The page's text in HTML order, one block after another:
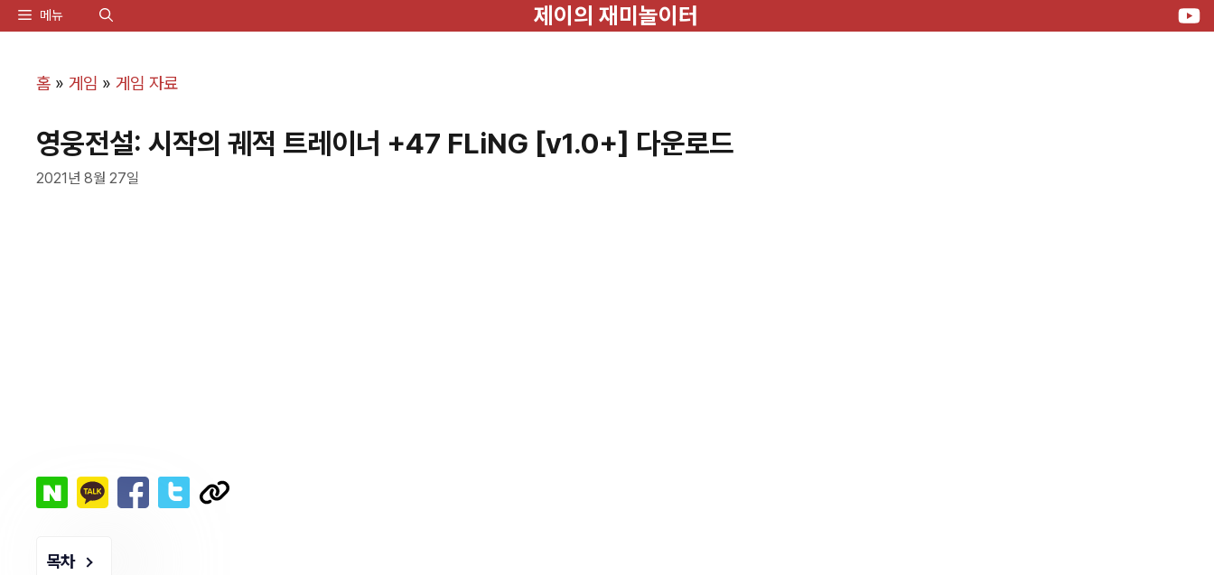
제이의 재미놀이터
메뉴
홈 » 게임 » 게임 자료
영웅전설: 시작의 궤적 트레이너 +47 FLiNG [v1.0+] 다운로드
2021년 8월 27일
목차